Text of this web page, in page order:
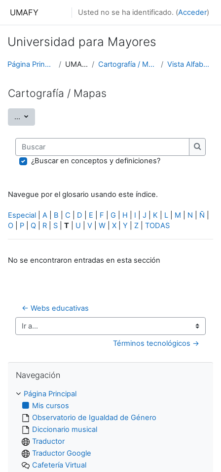
UMAFY Usted no se ha identificado. (Acceder)
Universidad para Mayores
Página Principal UMAFY Cartografía / Mapas Vista Alfabética
Cartografía / Mapas
... Exportar entradas
Buscar
Buscar
¿Buscar en conceptos y definiciones?
Navegue por el glosario usando este índice.
Especial A B C D E F G H I J K L M N Ñ
O
P Q R S T U V W X Y Z TODAS
No se encontraron entradas en esta sección
← Webs educativas
Ir a...
Términos tecnológicos →
Navegación
Página Principal
Mis cursos
Observatorio de Igualdad de Género
Diccionario musical
Traductor
Traductor Google
Cafetería Virtual